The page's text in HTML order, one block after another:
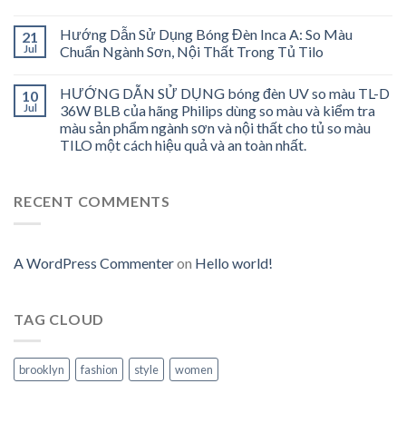
21
Jul
Hướng Dẫn Sử Dụng Bóng Đèn Inca A: So Màu
Chuẩn Ngành Sơn, Nội Thất Trong Tủ Tilo
10
Jul
HƯỚNG DẪN SỬ DỤNG bóng đèn UV so màu TL-D
36W BLB của hãng Philips dùng so màu và kiểm tra
màu sản phẩm ngành sơn và nội thất cho tủ so màu
TILO một cách hiệu quả và an toàn nhất.
RECENT COMMENTS
A WordPress Commenteron Hello world!
TAG CLOUD
brooklyn fashion style women